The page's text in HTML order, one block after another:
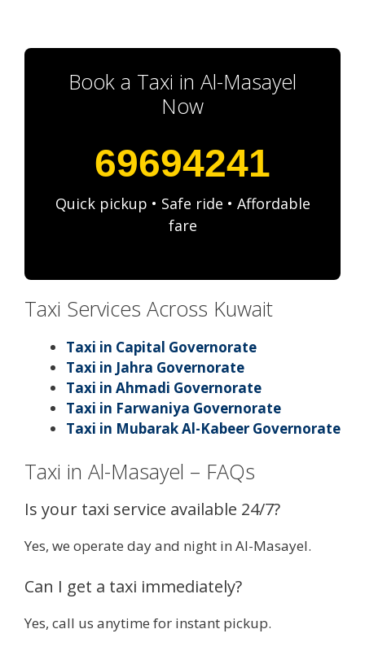
Book a Taxi in Al-Masayel
Now
69694241
Quick pickup • Safe ride • Affordable
fare
Taxi Services Across Kuwait
Taxi in Capital Governorate
Taxi in Jahra Governorate
Taxi in Ahmadi Governorate
Taxi in Farwaniya Governorate
Taxi in Mubarak Al-Kabeer Governorate
Taxi in Al-Masayel – FAQs
Is your taxi service available 24/7?
Yes, we operate day and night in Al-Masayel.
Can I get a taxi immediately?
Yes, call us anytime for instant pickup.